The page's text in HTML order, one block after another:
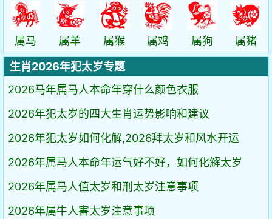
属马 属羊 属猴 属鸡 属狗
属猪
生肖2026年犯太岁专题
2026马年属马人本命年穿什么颜色衣服
2026年犯太岁的四大生肖运势影响和建议
2026年犯太岁如何化解,2026拜太岁和风水开运
2026年属马人本命年运气好不好，如何化解太岁
2026年属马人值太岁和刑太岁注意事项
2026年属牛人害太岁注意事项